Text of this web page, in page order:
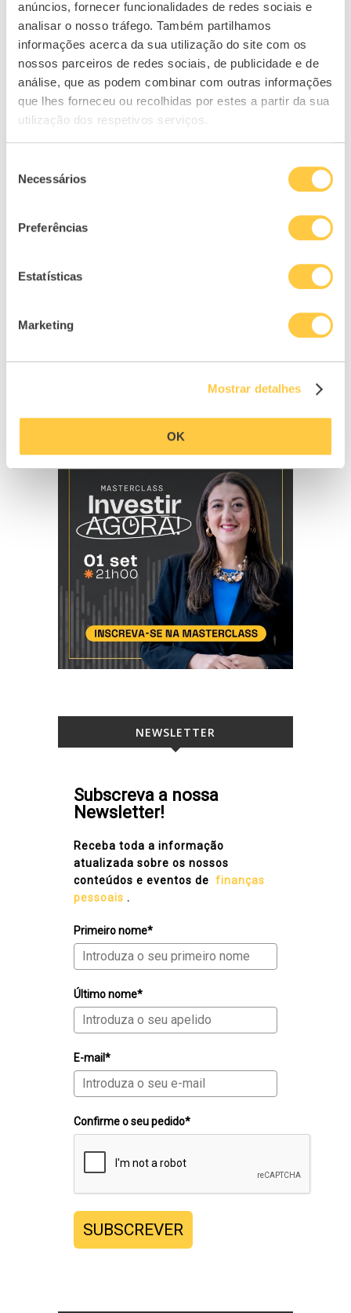
anúncios, fornecer funcionalidades de redes sociais e
analisar o nosso tráfego. Também partilhamos
informações acerca da sua utilização do site com os
nossos parceiros de redes sociais, de publicidade e de
análise, que as podem combinar com outras informações
que lhes forneceu ou recolhidas por estes a partir da sua
utilização dos respetivos serviços.
Necessários
Preferências
Estatísticas
Marketing
Mostrar detalhes
OK
RELACIONADOS
O que significa pôr o dinheiro a...
NEWSLETTER
Subscreva a nossa
Newsletter!
Receba toda a informação
atualizada sobre os nossos
conteúdos e eventos de finanças
pessoais .
Primeiro nome*
Último nome*
E-mail*
Confirme o seu pedido*
SUBSCREVER